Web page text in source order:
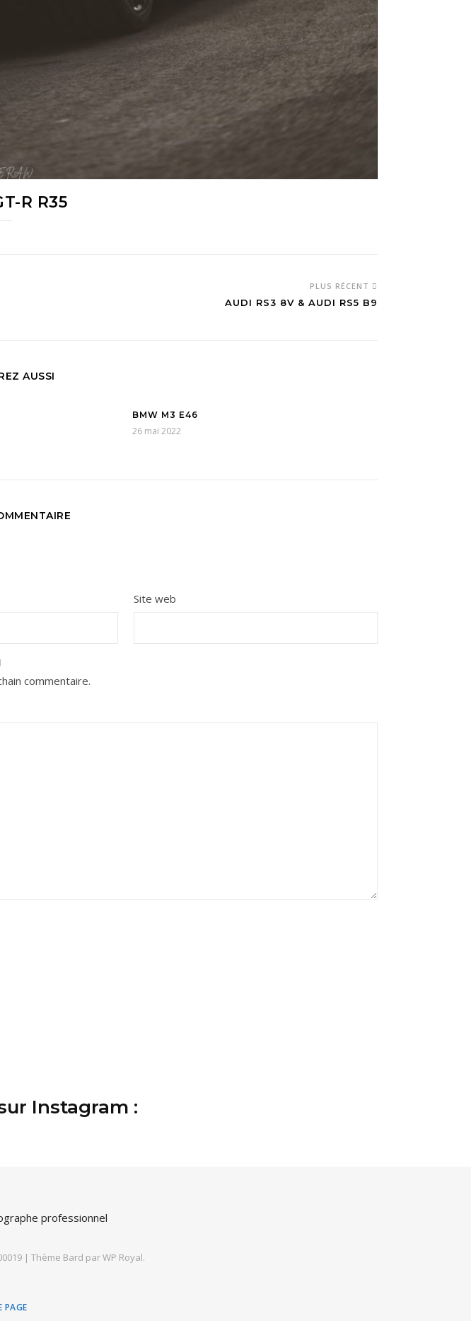
R R35
PLUS RÉCENT
AUDI RS3 8V & AUDI RS5 B9
AUSSI
BMW M3 E46
26 mai 2022
Site web
commentaire.
Instagram :
| Thème Bard parWP Royal.
PAGE